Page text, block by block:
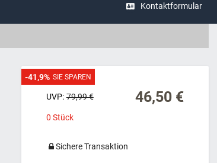
Kontaktformular
46,50 €
UVP: 79,99 €
0 Stück
-41,9% SIE SPAREN
Sichere Transaktion